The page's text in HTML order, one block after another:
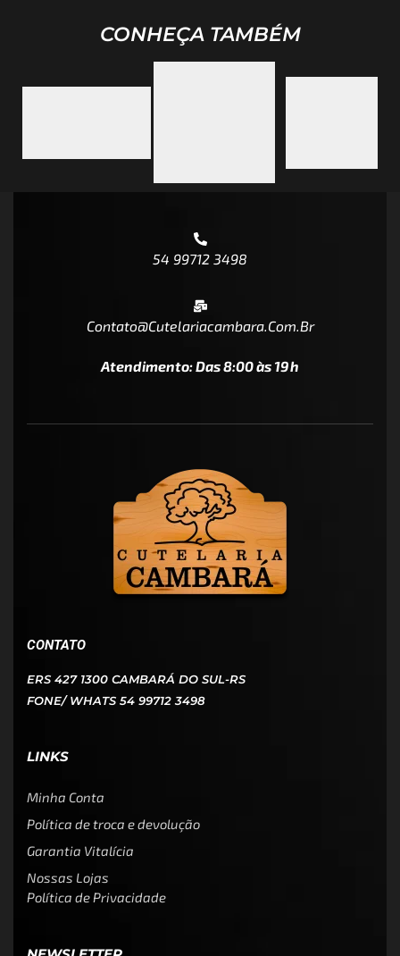
CONHEÇA TAMBÉM
54 99712 3498
Contato@cutelariacambara.com.br
Atendimento: Das 8:00 às 19h
CONTATO
ERS 427 1300 CAMBARÁ DO SUL-RS
FONE/ WHATS 54 99712 3498
LINKS
Minha Conta
Política de troca e devolução
Garantia Vitalícia
Nossas Lojas
Política de Privacidade